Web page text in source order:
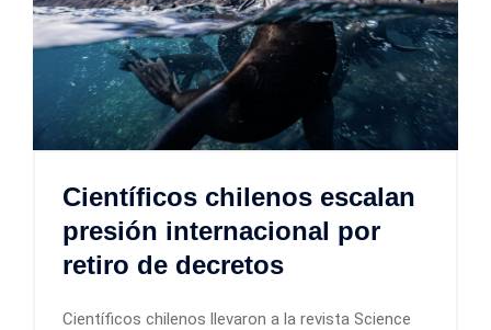
Científicos chilenos escalan
presión internacional por
retiro de decretos
Científicos chilenos llevaron a la revista Science